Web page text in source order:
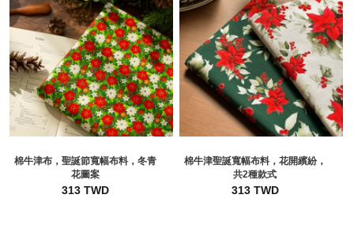
棉牛津布，聖誕節寬幅布料，冬青
花圖案
313 TWD
棉牛津聖誕寬幅布料，花開繽紛，
共2種款式
313 TWD